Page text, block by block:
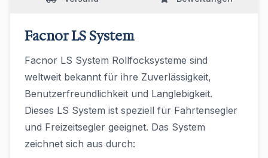
Facnor LS System
Facnor LS System Rollfocksysteme sind
weltweit bekannt für ihre Zuverlässigkeit,
Benutzerfreundlichkeit und Langlebigkeit.
Dieses LS System ist speziell für Fahrtensegler
und Freizeitsegler geeignet. Das System
zeichnet sich aus durch: